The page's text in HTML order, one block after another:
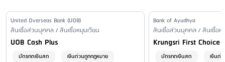
Issuer Name
United Overseas Bank (UOB)
Financial Product Type /
สินเชื่อส่วนบุคคล / สินเชื่อหมุนเวียน
Personal Loan Name
UOB Cash Plus
บัตรกดเงินสด
เงินด่วนถูกกฎหมาย
Issuer Name
Bank of Ayudhya
Financial Product Type /
สินเชื่อส่วนบุคคล / สินเชื่อห
Personal Loan Name
Krungsri First Choice
บัตรกดเงินสด
เงินด่